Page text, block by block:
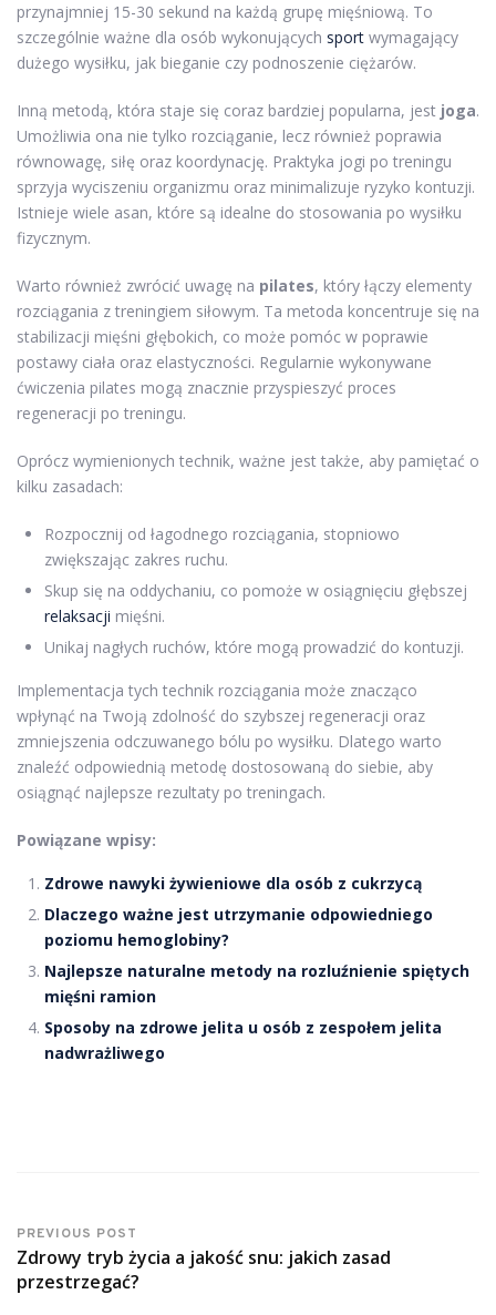
przynajmniej 15-30 sekund na każdą grupę mięśniową. To
szczególnie ważne dla osób wykonujących sport wymagający
dużego wysiłku, jak bieganie czy podnoszenie ciężarów.
Inną metodą, która staje się coraz bardziej popularna, jest joga.
Umożliwia ona nie tylko rozciąganie, lecz również poprawia
równowagę, siłę oraz koordynację. Praktyka jogi po treningu
sprzyja wyciszeniu organizmu oraz minimalizuje ryzyko kontuzji.
Istnieje wiele asan, które są idealne do stosowania po wysiłku
fizycznym.
Warto również zwrócić uwagę na pilates, który łączy elementy
rozciągania z treningiem siłowym. Ta metoda koncentruje się na
stabilizacji mięśni głębokich, co może pomóc w poprawie
postawy ciała oraz elastyczności. Regularnie wykonywane
ćwiczenia pilates mogą znacznie przyspieszyć proces
regeneracji po treningu.
Oprócz wymienionych technik, ważne jest także, aby pamiętać o
kilku zasadach:
Rozpocznij od łagodnego rozciągania, stopniowo
zwiększając zakres ruchu.
Skup się na oddychaniu, co pomoże w osiągnięciu głębszej
relaksacji mięśni.
Unikaj nagłych ruchów, które mogą prowadzić do kontuzji.
Implementacja tych technik rozciągania może znacząco
wpłynąć na Twoją zdolność do szybszej regeneracji oraz
zmniejszenia odczuwanego bólu po wysiłku. Dlatego warto
znaleźć odpowiednią metodę dostosowaną do siebie, aby
osiągnąć najlepsze rezultaty po treningach.
Powiązane wpisy:
Zdrowe nawyki żywieniowe dla osób z cukrzycą
Dlaczego ważne jest utrzymanie odpowiedniego
poziomu hemoglobiny?
Najlepsze naturalne metody na rozluźnienie spiętych
mięśni ramion
Sposoby na zdrowe jelita u osób z zespołem jelita
nadwrażliwego
PREVIOUS POST
Zdrowy tryb życia a jakość snu: jakich zasad
przestrzegać?